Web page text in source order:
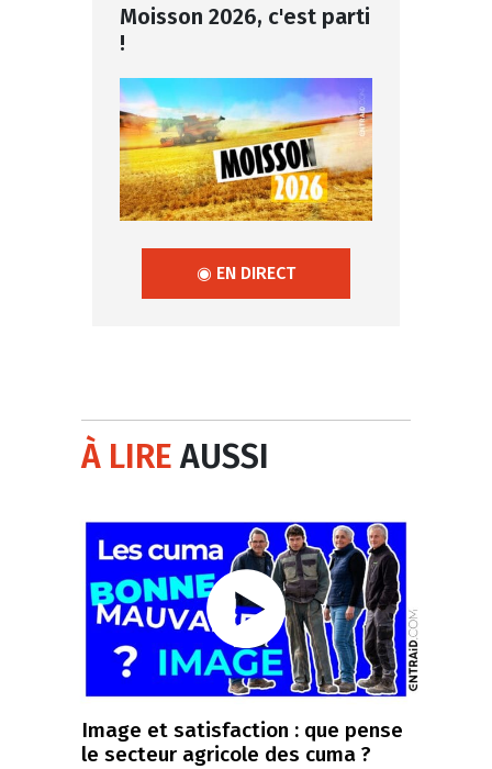
Moisson 2026, c'est parti
!
◉ EN DIRECT
À LIREAUSSI
Image et satisfaction : que pense
le secteur agricole des cuma ?